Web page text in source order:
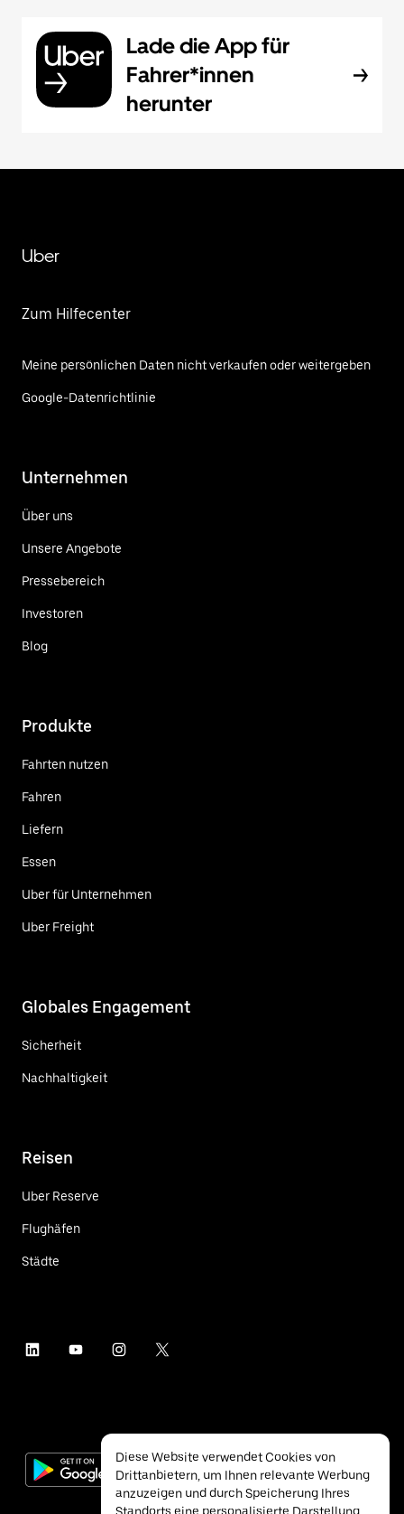
Lade die App für
Fahrer*innen
herunter
Uber
Zum Hilfecenter
Meine persönlichen Daten nicht verkaufen oder weitergeben
Google-Datenrichtlinie
Unternehmen
Über uns
Unsere Angebote
Pressebereich
Investoren
Blog
Produkte
Fahrten nutzen
Fahren
Liefern
Essen
Uber für Unternehmen
Uber Freight
Globales Engagement
Sicherheit
Nachhaltigkeit
Reisen
Uber Reserve
Flughäfen
Städte
Diese Website verwendet Cookies von
Drittanbietern, um Ihnen relevante Werbung
anzuzeigen und durch Speicherung Ihres